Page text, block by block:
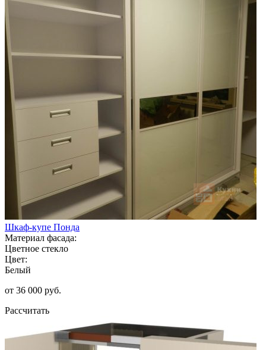
Шкаф-купе Понда
Материал фасада:
Цветное стекло
Цвет:
Белый
от 36 000 руб.
Рассчитать